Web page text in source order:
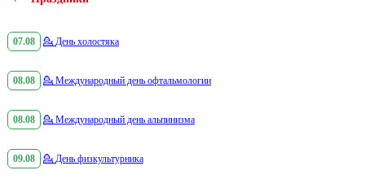
07.08 💁 День холостяка
08.08 💁 Международный день офтальмологии
08.08 💁 Международный день альпинизма
09.08 💁 День физкультурника